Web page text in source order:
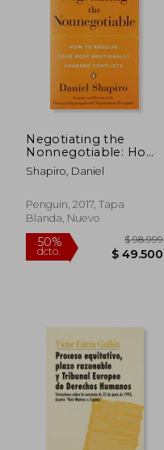
50%
Negotiating the
Nonnegotiable: How
to Resolve Your Most
Emotionally Charged
Shapiro, Daniel
Penguin, 2017, Tapa
Blanda, Nuevo